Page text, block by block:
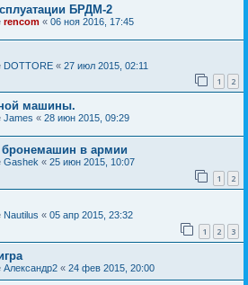
БРДМ-2
rencom « 06 ноя 2016, 17:45
DOTTORE « 27 июл 2015, 02:11
1 2
машины.
James « 28 июн 2015, 09:29
бронемашин в армии
Gashek « 25 июн 2015, 10:07
1 2
Nautilus « 05 апр 2015, 23:32
1 2 3
Александр2 « 24 фев 2015, 20:00